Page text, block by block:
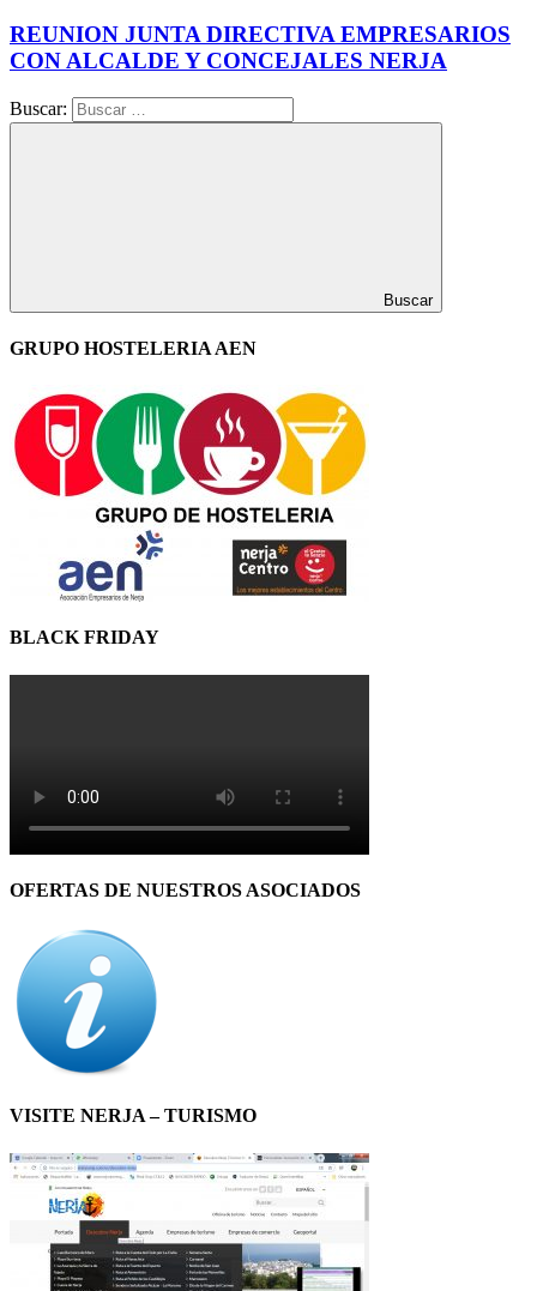
REUNION JUNTA DIRECTIVA EMPRESARIOS
CON ALCALDE Y CONCEJALES NERJA
Buscar:
Buscar
GRUPO HOSTELERIA AEN
BLACK FRIDAY
OFERTAS DE NUESTROS ASOCIADOS
VISITE NERJA – TURISMO